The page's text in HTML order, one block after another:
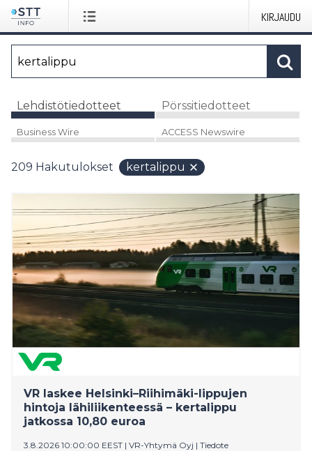
KIRJAUDU
Lehdistötiedotteet Pörssitiedotteet
Business Wire ACCESS Newswire
209 Hakutulokset kertalippu
VR laskee Helsinki–Riihimäki-lippujen
hintoja lähiliikenteessä – kertalippu
jatkossa 10,80 euroa
3.8.2026 10:00:00 EEST | VR-Yhtymä Oyj | Tiedote